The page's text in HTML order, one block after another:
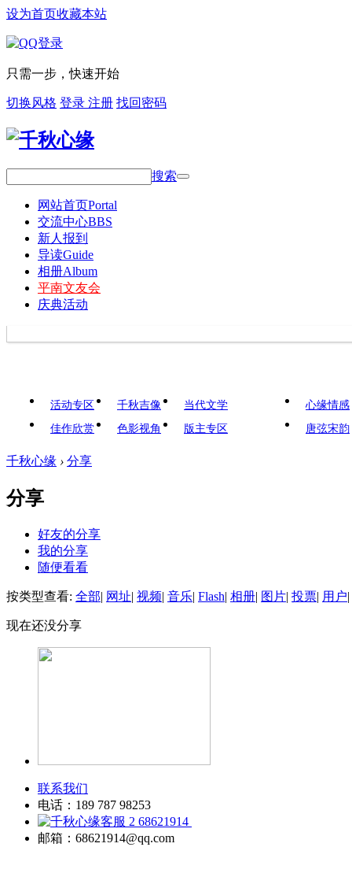
设为首页收藏本站
只需一步，快速开始
切换风格 登录 注册 找回密码
搜索
网站首页Portal
交流中心BBS
新人报到
导读Guide
相册Album
平南文友会
庆典活动
活动专区 千秋吉像
当代文学
佳作欣赏
色影视角 版主专区
心缘情感
唐弦宋韵
千秋心缘 › 分享
分享
好友的分享
我的分享
随便看看
按类型查看: 全部| 网址| 视频| 音乐| Flash| 相册| 图片| 投票| 用户|
现在还没分享
联系我们
电话：189 787 98253
68621914
邮箱：68621914@qq.com